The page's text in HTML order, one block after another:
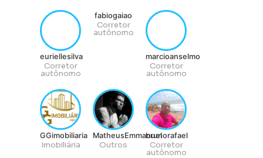
euriellesilva
Corretor
autônomo
fabiogaiao
Corretor
autônomo
marcioanselmo
Corretor
autônomo
GGimobiliaria
Imobiliária
MatheusEmmanuel
Outros
brunorafael
Corretor
autônomo